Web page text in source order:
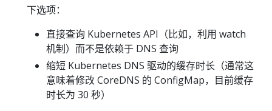
下选项：
直接查询 Kubernetes API（比如，利用 watch
机制）而不是依赖于 DNS 查询
缩短 Kubernetes DNS 驱动的缓存时长（通常这
意味着修改 CoreDNS 的 ConfigMap，目前缓存
时长为 30 秒）